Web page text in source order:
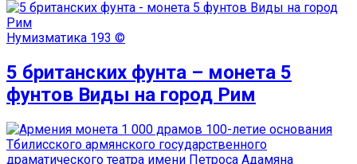
Нумизматика 193 ©
5 британских фунта – монета 5
фунтов Виды на город Рим